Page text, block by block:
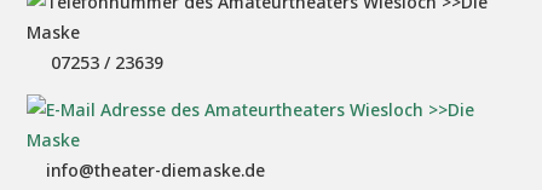
07253 / 23639
info@theater-diemaske.de